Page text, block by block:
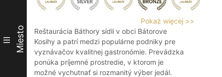
III Miesto
Pokaż więcej >>
Reštaurácia Báthory sídli v obci Bátorove
Kosihy a patrí medzi populárne podniky pre
vyznávačov kvalitnej gastronómie. Prevádzka
ponúka príjemné prostredie, v ktorom je
možné vychutnať si rozmanitý výber jedál.